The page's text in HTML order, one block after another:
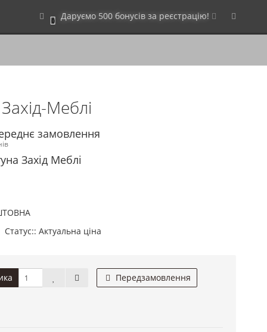
0 Даруємо 500 бонусів за реєстрацію!
Меблі
замовлення
Захід Меблі
Статус:: Актуальна ціна
Передзамовлення